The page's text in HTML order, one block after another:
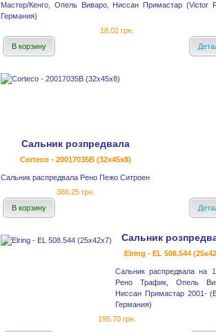
Мастер/Кенго, Опель Виваро, Ниссан Примастар (Victor
Германия)
18.02 грн.
В корзину
Сальник розпредвала
Corteco - 20017035B (32x45x8)
Сальник распредвала Рено Пежо Ситроен
386.25 грн.
В корзину
Сальник
Elring - EL 508.544
Сальник распредвала на
Рено Трафик, Опель
Ниссан Примастар 2001-
Германия)
195.70 грн.